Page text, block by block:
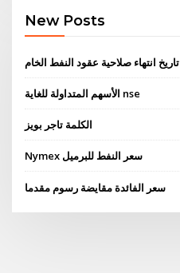
New Posts
تاريخ انتهاء صلاحية عقود النفط الخام
الأسهم المتداولة للغاية nse
الكلمة تاجر بويز
Nymex سعر النفط للبرميل
سعر الفائدة مقايضة رسوم مقدما